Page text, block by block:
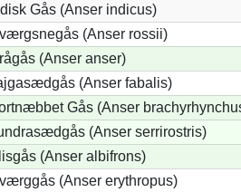
Gås (Anser indicus)
(Anser rossii)
(Anser anser)
(Anser fabalis)
Gås (Anser
(Anser serrirostris)
(Anser albifrons)
(Anser erythropus)